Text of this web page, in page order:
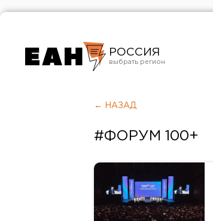
РОССИЯ
Челябинск
Оренбург
← НАЗАД
#ФОРУМ 100+